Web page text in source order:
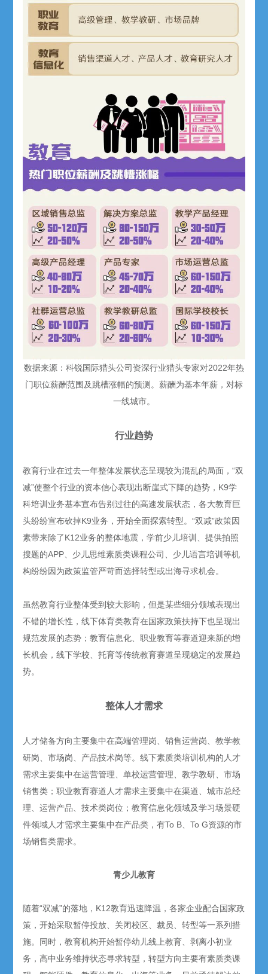
数据来源：科锐国际猎头公司资深行业猎头专家对2022年热
门职位薪酬范围及跳槽涨幅的预测。薪酬为基本年薪，对标
一线城市。
行业趋势
教育行业在过去一年整体发展状态呈现较为混乱的局面，“双
减”使整个行业的资本信心表现出断崖式下降的趋势，K9学
科培训业务基本宣布告别过往的高速发展状态，各大教育巨
头纷纷宣布砍掉K9业务，开始全面探索转型。“双减”政策因
素带来除了K12业务的整体地震，学前少儿培训、提供拍照
搜题的APP、少儿思维素质类课程公司、少儿语言培训等机
构纷纷因为政策监管严苛而选择转型或出海寻求机会。
虽然教育行业整体受到较大影响，但是某些细分领域表现出
不错的增长性，线下体育类教育在国家政策扶持下也呈现出
规范发展的态势；教育信息化、职业教育等赛道迎来新的增
长机会，线下学校、托育等传统教育赛道呈现稳定的发展趋
势。
整体人才需求
人才储备方向主要集中在高端管理岗、销售运营岗、教学教
研岗、市场岗、产品技术岗等。线下素质类培训机构的人才
需求主要集中在运营管理、单校运营管理、教学教研、市场
销售类；职业教育赛道人才需求主要集中在渠道、城市总经
理、运营产品、技术类岗位；教育信息化领域及学习场景硬
件领域人才需求主要集中在产品类，有To B、To G资源的市
场销售类需求。
青少儿教育
随着“双减”的落地，K12教育迅速降温，各家企业配合国家政
策，开始采取暂停投放、关闭校区、裁员、转型等一系列措
施。同时，教育机构开始暂停幼儿线上教育、剥离小初业
务，高中业务维持状态寻求转型，转型方向主要有素质类课